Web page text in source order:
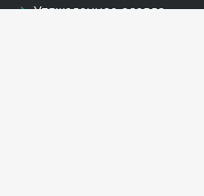
Утяжеленное одеяло